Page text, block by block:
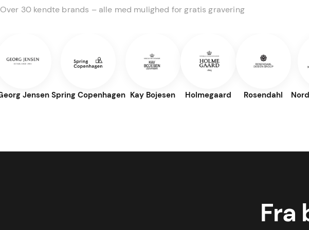
Over 30 kendte brands – alle med mulighed for gratis gravering
Jensen Spring Copenhagen Kay Bojesen Holmegaard Rosendahl
Fra